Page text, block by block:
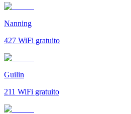
Nanning
427 WiFi gratuito
Guilin
211 WiFi gratuito